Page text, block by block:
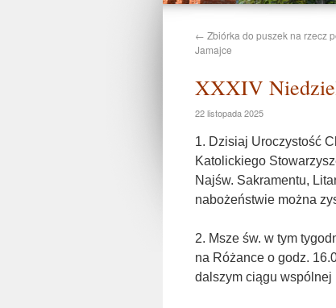
← Zbiórka do puszek na rzecz
Jamajce
XXXIV
22 listopada 2025
1. Dzisiaj Uroczystość
Katolickiego
Najśw. Sakramentu,
nabożeństwie można
2. Msze św. w tym
na Różance o godz.
dalszym ciągu wspólnej